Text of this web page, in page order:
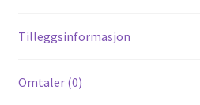
Tilleggsinformasjon
Omtaler (0)